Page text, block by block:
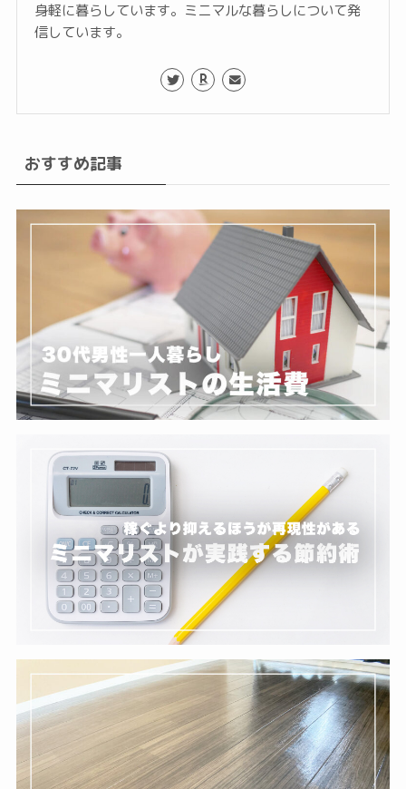
身軽に暮らしています。ミニマルな暮らしについて発
信しています。
おすすめ記事